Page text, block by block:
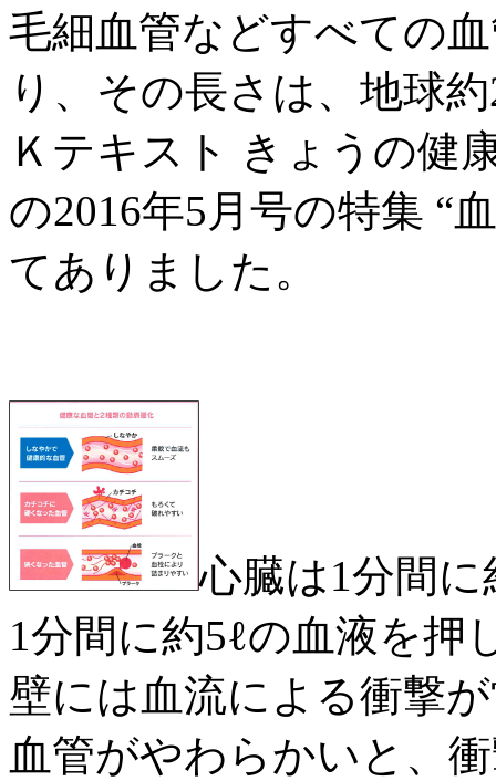
毛細血管などすべての
り、その長さは、地球
Ｋテキスト きょうの健
の2016年5月号の特集 “
てありました。
心臓は1分間に
1分間に約5ℓの血液を押
壁には血流による衝撃
血管がやわらかいと、